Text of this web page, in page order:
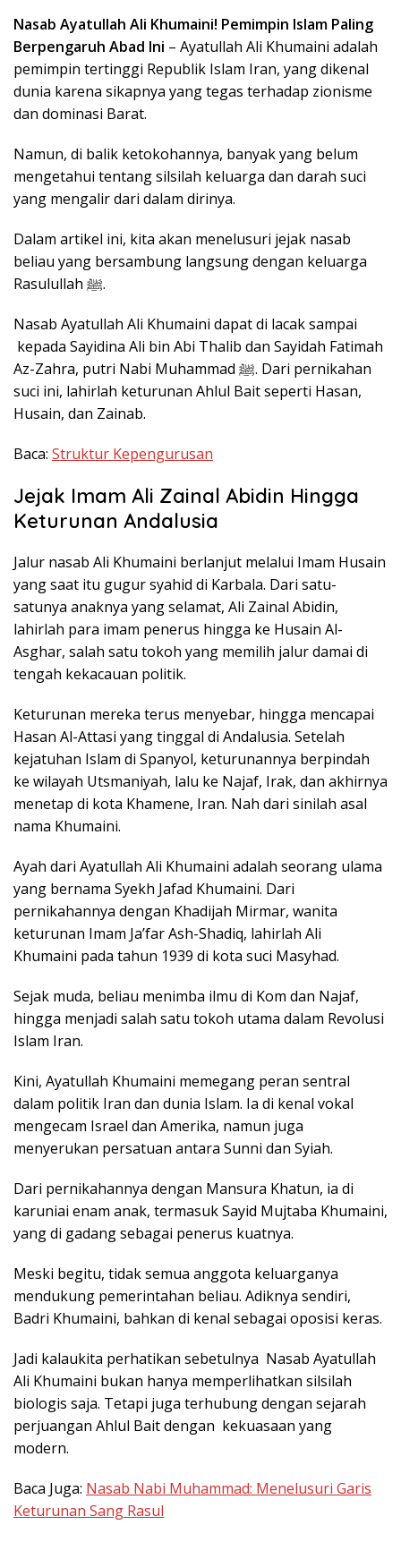
Nasab Ayatullah Ali Khumaini! Pemimpin Islam Paling
Berpengaruh Abad Ini – Ayatullah Ali Khumaini adalah
pemimpin tertinggi Republik Islam Iran, yang dikenal
dunia karena sikapnya yang tegas terhadap zionisme
dan dominasi Barat.
Namun, di balik ketokohannya, banyak yang belum
mengetahui tentang silsilah keluarga dan darah suci
yang mengalir dari dalam dirinya.
Dalam artikel ini, kita akan menelusuri jejak nasab
beliau yang bersambung langsung dengan keluarga
Rasulullah ﷺ.
Nasab Ayatullah Ali Khumaini dapat di lacak sampai
kepada Sayidina Ali bin Abi Thalib dan Sayidah Fatimah
Az-Zahra, putri Nabi Muhammad ﷺ. Dari pernikahan
suci ini, lahirlah keturunan Ahlul Bait seperti Hasan,
Husain, dan Zainab.
Baca: Struktur Kepengurusan
Jejak Imam Ali Zainal Abidin Hingga
Keturunan Andalusia
Jalur nasab Ali Khumaini berlanjut melalui Imam Husain
yang saat itu gugur syahid di Karbala. Dari satu-
satunya anaknya yang selamat, Ali Zainal Abidin,
lahirlah para imam penerus hingga ke Husain Al-
Asghar, salah satu tokoh yang memilih jalur damai di
tengah kekacauan politik.
Keturunan mereka terus menyebar, hingga mencapai
Hasan Al-Attasi yang tinggal di Andalusia. Setelah
kejatuhan Islam di Spanyol, keturunannya berpindah
ke wilayah Utsmaniyah, lalu ke Najaf, Irak, dan akhirnya
menetap di kota Khamene, Iran. Nah dari sinilah asal
nama Khumaini.
Ayah dari Ayatullah Ali Khumaini adalah seorang ulama
yang bernama Syekh Jafad Khumaini. Dari
pernikahannya dengan Khadijah Mirmar, wanita
keturunan Imam Ja’far Ash-Shadiq, lahirlah Ali
Khumaini pada tahun 1939 di kota suci Masyhad.
Sejak muda, beliau menimba ilmu di Kom dan Najaf,
hingga menjadi salah satu tokoh utama dalam Revolusi
Islam Iran.
Kini, Ayatullah Khumaini memegang peran sentral
dalam politik Iran dan dunia Islam. Ia di kenal vokal
mengecam Israel dan Amerika, namun juga
menyerukan persatuan antara Sunni dan Syiah.
Dari pernikahannya dengan Mansura Khatun, ia di
karuniai enam anak, termasuk Sayid Mujtaba Khumaini,
yang di gadang sebagai penerus kuatnya.
Meski begitu, tidak semua anggota keluarganya
mendukung pemerintahan beliau. Adiknya sendiri,
Badri Khumaini, bahkan di kenal sebagai oposisi keras.
Jadi kalaukita perhatikan sebetulnya Nasab Ayatullah
Ali Khumaini bukan hanya memperlihatkan silsilah
biologis saja. Tetapi juga terhubung dengan sejarah
perjuangan Ahlul Bait dengan kekuasaan yang
modern.
Baca Juga: Nasab Nabi Muhammad: Menelusuri Garis
Keturunan Sang Rasul